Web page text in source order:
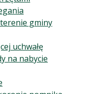
gminy
uchwałę
na nabycie